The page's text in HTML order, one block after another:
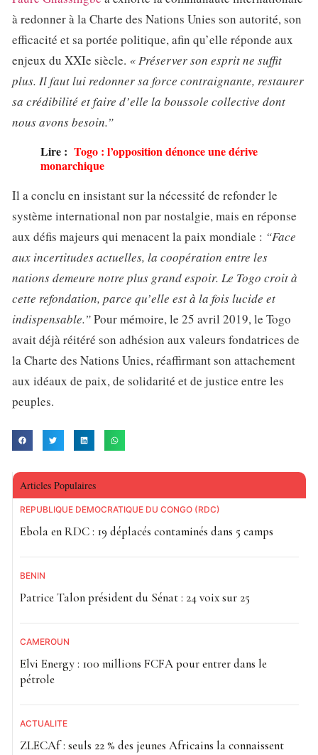
à redonner à la Charte des Nations Unies son autorité, son
efficacité et sa portée politique, afin qu’elle réponde aux
enjeux du XXIe siècle. « Préserver son esprit ne suffit
plus. Il faut lui redonner sa force contraignante, restaurer
sa crédibilité et faire d’elle la boussole collective dont
nous avons besoin.”
Lire : Togo : l’opposition dénonce une dérive
monarchique
Il a conclu en insistant sur la nécessité de refonder le
système international non par nostalgie, mais en réponse
aux défis majeurs qui menacent la paix mondiale : “Face
aux incertitudes actuelles, la coopération entre les
nations demeure notre plus grand espoir. Le Togo croit à
cette refondation, parce qu’elle est à la fois lucide et
indispensable.”Pour mémoire, le 25 avril 2019, le Togo
avait déjà réitéré son adhésion aux valeurs fondatrices de
la Charte des Nations Unies, réaffirmant son attachement
aux idéaux de paix, de solidarité et de justice entre les
peuples.
Articles Populaires
RÉPUBLIQUE DÉMOCRATIQUE DU CONGO (RDC)
Ebola en RDC : 19 déplacés contaminés dans 5 camps
BÉNIN
Patrice Talon président du Sénat : 24 voix sur 25
CAMEROUN
Elvi Energy : 100 millions FCFA pour entrer dans le
pétrole
ACTUALITE
ZLECAf : seuls 22 % des jeunes Africains la connaissent